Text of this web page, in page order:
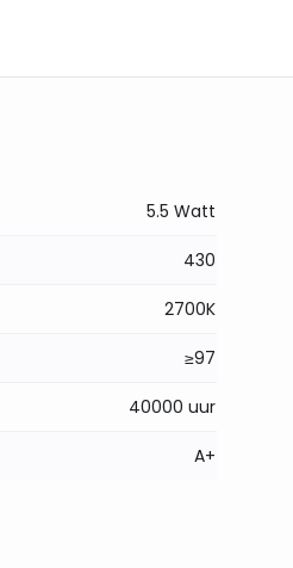
5.5 Watt
430
2700K
≥97
40000 uur
A+